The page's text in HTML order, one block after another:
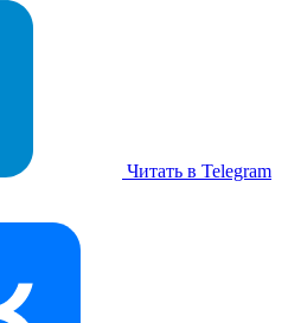
Читать в Telegram